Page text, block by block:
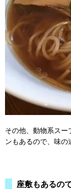
その他、動物系スー
ンもあるので、味の
座敷もあるの